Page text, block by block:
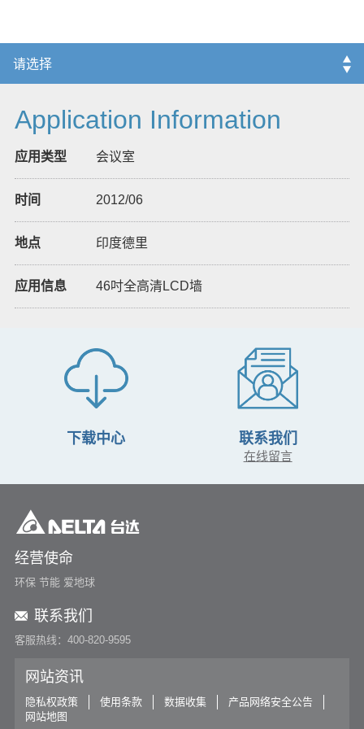
Application Information
应用类型 会议室
时间 2012/06
地点 印度德里
应用信息 46吋全高清LCD墙
下载中心 联系我们
在线留言
经营使命
环保 节能 爱地球
联系我们
客服热线：400-820-9595
网站资讯
隐私权政策 使用条款 数据收集
产品网络安全公告
网站地图